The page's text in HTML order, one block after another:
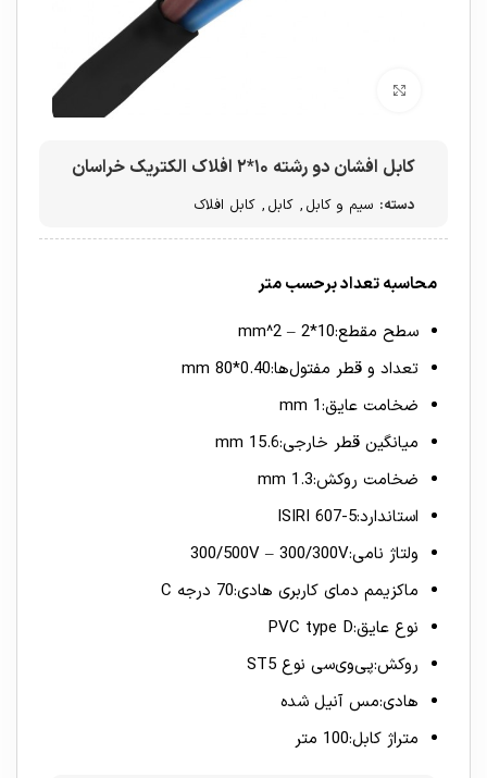
کابل افشان دو رشته ۱۰*۲ افلاک الکتریک خراسان
دسته: سیم و کابل , کابل , کابل افلاک
محاسبه تعداد برحسب متر
سطح مقطع:10*2 – mm^2
تعداد و قطر مفتول‌ها:0.40*80 mm
ضخامت عایق:1 mm
میانگین قطر خارجی:15.6 mm
ضخامت روکش:1.3 mm
استاندارد:ISIRI 607-5
ولتاژ نامی:300/500V – 300/300V
ماکزیمم دمای کاربری هادی:70 درجه C
نوع عایق:PVC type D
روکش:پی‌وی‌سی نوع ST5
هادی:مس آنیل شده
متراژ کابل:100 متر